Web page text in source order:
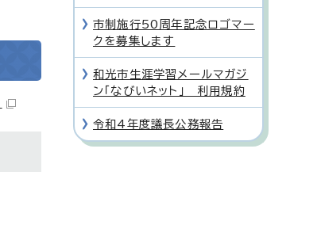
市制施行50周年記念ロゴマー
クを募集します
和光市生涯学習メールマガジ
ン「なびいネット」 利用規約
令和4年度議長公務報告